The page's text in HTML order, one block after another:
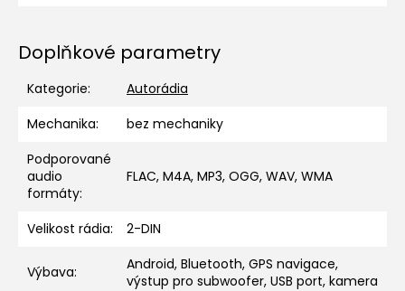
Doplňkové parametry
Kategorie:
Autorádia
Mechanika:
bez mechaniky
Podporované
audio
formáty:
FLAC, M4A, MP3, OGG, WAV, WMA
Velikost rádia: 2-DIN
Výbava:
Android, Bluetooth, GPS navigace,
výstup pro subwoofer, USB port, kamera